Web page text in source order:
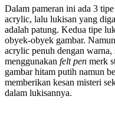
Dalam pameran ini ada 3
acrylic, lalu lukisan yang
adalah patung. Kedua tipe
obyek-obyek gambar.
acrylic penuh dengan
menggunakan felt pen merk
gambar hitam putih namun
memberikan kesan misteri
dalam lukisannya.